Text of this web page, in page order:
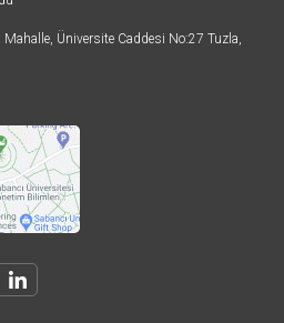
Üniversite Caddesi No:27 Tuzla,